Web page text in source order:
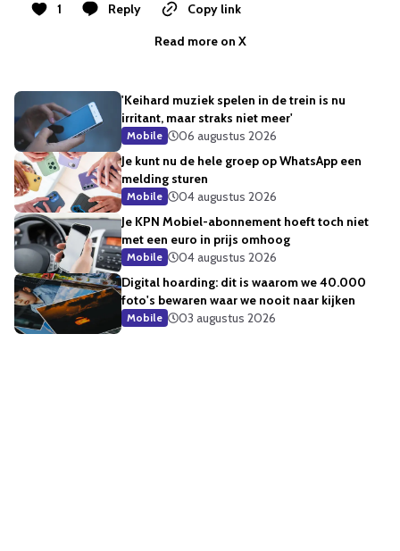
1 Reply
Copy link
Read more on X
'Keihard muziek spelen in de trein is nu
irritant, maar straks niet meer'
Mobile
06 augustus 2026
Je kunt nu de hele groep op WhatsApp een
melding sturen
Mobile
04 augustus 2026
Je KPN Mobiel-abonnement hoeft toch niet
met een euro in prijs omhoog
Mobile
04 augustus 2026
Digital hoarding: dit is waarom we 40.000
foto's bewaren waar we nooit naar kijken
Mobile 03 augustus 2026